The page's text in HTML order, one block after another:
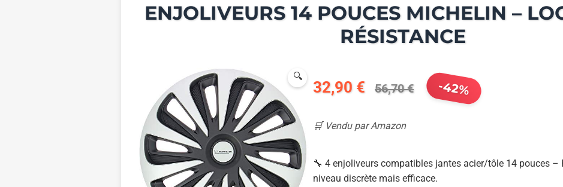
ENJOLIVEURS 14 POUCES MICHELIN –
RÉSISTANCE
🔍
32,90 € 56,70 € -42%
🛒 Vendu par Amazon
🔧 4 enjoliveurs compatibles jantes acier/tôle 14 pouces –
niveau discrète mais efficace.